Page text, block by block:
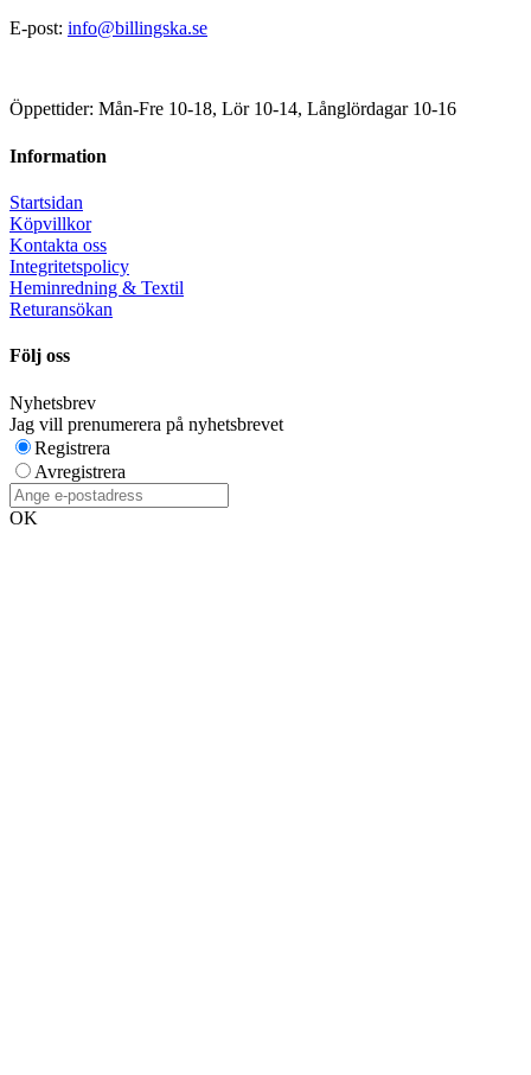
E-post: info@billingska.se
Öppettider: Mån-Fre 10-18, Lör 10-14, Långlördagar 10-16
Information
Startsidan
Köpvillkor
Kontakta oss
Integritetspolicy
Heminredning & Textil
Returansökan
Följ oss
Nyhetsbrev
Jag vill prenumerera på nyhetsbrevet
Registrera
Avregistrera
OK